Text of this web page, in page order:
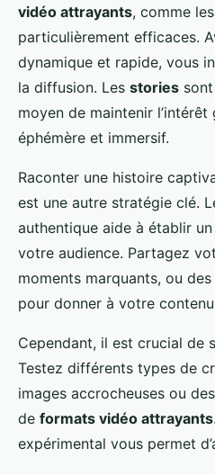
vidéo attrayants, comme
particulièrement efficaces.
dynamique et rapide, vous
la diffusion. Les stories
moyen de maintenir
éphémère et immersif.
Raconter une histoire
est une autre stratégie clé.
authentique aide à établir
votre audience. Partagez
moments marquants, ou
pour donner à votre
Cependant, il est crucial de
Testez différents types de
images accrocheuses ou
de formats vidéo attrayants
expérimental vous permet